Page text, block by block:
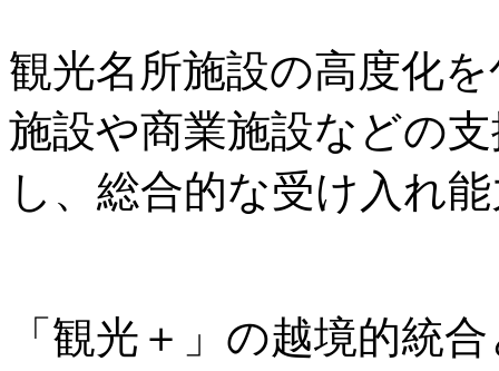
観光名所施設の高度化
施設や商業施設などの
し、総合的な受け入れ
「観光＋」の越境的統